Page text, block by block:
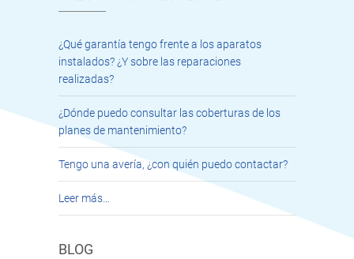
¿Qué garantía tengo frente a los aparatos
instalados? ¿Y sobre las reparaciones
realizadas?
¿Dónde puedo consultar las coberturas de los
planes de mantenimiento?
Tengo una avería, ¿con quién puedo contactar?
Leer más…
BLOG